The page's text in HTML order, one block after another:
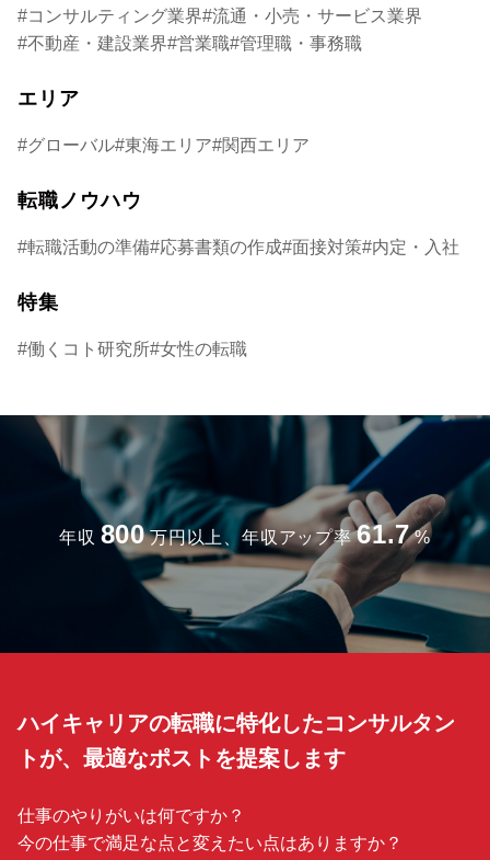
コンサルティング業界 流通・小売・サービス業界
不動産・建設業界 営業職 管理職・事務職
エリア
グローバル 東海エリア 関西エリア
転職ノウハウ
転職活動の準備 応募書類の作成 面接対策 内定・入社
特集
働くコト研究所 女性の転職
年収 800 万円以上、年収アップ率 61.7 %
ハイキャリアの転職に特化したコンサルタン
トが、最適なポストを提案します
仕事のやりがいは何ですか？
今の仕事で満足な点と変えたい点はありますか？